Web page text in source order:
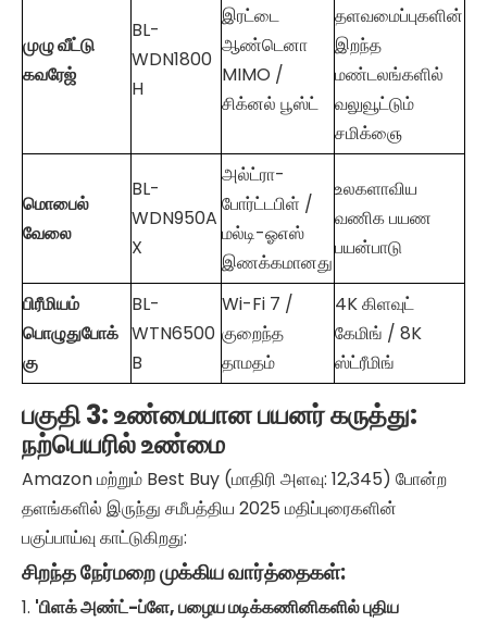
முழு வீட்டு
கவரேஜ்
BL-
WDN1800
H
இரட்டை
ஆண்டெனா
MIMO /
சிக்னல் பூஸ்ட்
தளவமைப்புகளின்
இறந்த
மண்டலங்களில்
வலுவூட்டும்
சமிக்ஞை
மொபைல்
வேலை
BL-
WDN950A
X
அல்ட்ரா-
போர்ட்டபிள் /
மல்டி-ஓஎஸ்
இணக்கமானது
உலகளாவிய
வணிக பயண
பயன்பாடு
பிரீமியம்
பொழுதுபோக்
கு
BL-
WTN6500
B
Wi-Fi 7 /
குறைந்த
தாமதம்
4K கிளவுட்
கேமிங் / 8K
ஸ்ட்ரீமிங்
பகுதி 3: உண்மையான பயனர் கருத்து:
நற்பெயரில் உண்மை
Amazon மற்றும் Best Buy (மாதிரி அளவு: 12,345) போன்ற
தளங்களில் இருந்து சமீபத்திய 2025 மதிப்புரைகளின்
பகுப்பாய்வு காட்டுகிறது:
சிறந்த நேர்மறை முக்கிய வார்த்தைகள்:
1. 'பிளக் அண்ட்-ப்ளே, பழைய மடிக்கணினிகளில் புதிய